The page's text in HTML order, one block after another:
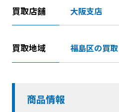
買取店舗 大阪支店
買取地域 福島区の買取
商品情報